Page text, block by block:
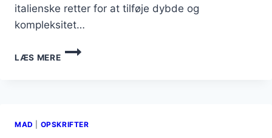
italienske retter for at tilføje dybde og
kompleksitet…
LÆS MERE
PANCETTA
TIL
MAD OPSKRIFTER